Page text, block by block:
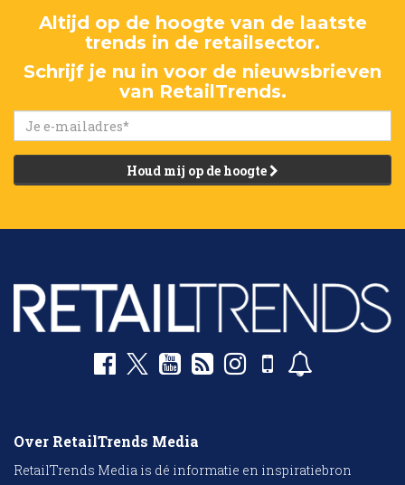
Altijd op de hoogte van de laatste
trends in de retailsector.
Schrijf je nu in voor de nieuwsbrieven
van RetailTrends.
Houd mij op de hoogte
Over RetailTrends Media
RetailTrends Media is dé informatie en inspiratiebron